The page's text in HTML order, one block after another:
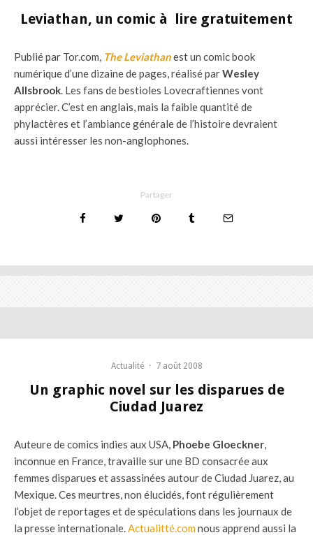
Leviathan, un comic à lire gratuitement
Publié par Tor.com, The Leviathanest un comic book
numérique d’une dizaine de pages, réalisé parWesley
Allsbrook. Les fans de bestioles Lovecraftiennes vont
apprécier. C’est en anglais, mais la faible quantité de
phylactères et l’ambiance générale de l’histoire devraient
aussi intéresser les non-anglophones.
Partager
Actualité · 7 août 2008
Un graphic novel sur les disparues de
Ciudad Juarez
Auteure de comics indies aux USA, Phoebe Gloeckner,
inconnue en France, travaille sur une BD consacrée aux
femmes disparues et assassinées autour de Ciudad Juarez, au
Mexique. Ces meurtres, non élucidés, font régulièrement
l’objet de reportages et de spéculations dans les journaux de
la presse internationale.Actualitté.com nous apprend aussi la